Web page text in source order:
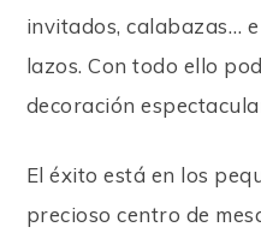
invitados, calabazas…
lazos. Con todo ello
decoración
El éxito está en los
precioso centro de